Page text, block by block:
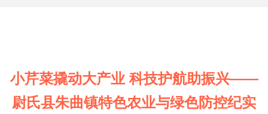
小芹菜撬动大产业 科技护航助振兴——
尉氏县朱曲镇特色农业与绿色防控纪实